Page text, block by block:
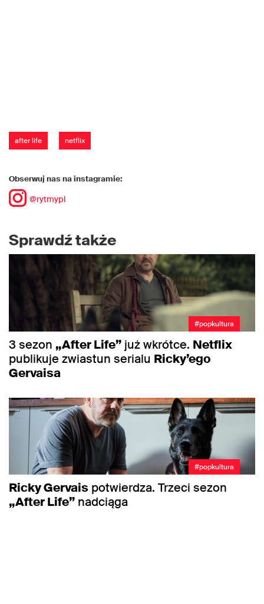
after life netflix
Obserwuj nas na instagramie:
@rytmypl
Sprawdź także
#popkultura
3 sezon „After Life” już wkrótce. Netflix
publikuje zwiastun serialu Ricky’ego
Gervaisa
#popkultura
Ricky Gervais potwierdza. Trzeci sezon
„After Life” nadciąga